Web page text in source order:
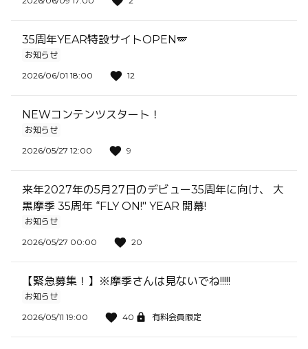
35周年YEAR特設サイトOPEN🪽
お知らせ
2026/06/01 18:00
12
NEWコンテンツスタート！
お知らせ
2026/05/27 12:00
9
来年2027年の5月27日のデビュー35周年に向け、 大
黒摩季 35周年 “FLY ON!" YEAR 開幕!
お知らせ
2026/05/27 00:00
20
【緊急募集！】※摩季さんは見ないでね!!!!!
お知らせ
2026/05/11 19:00
40 有料会員限定